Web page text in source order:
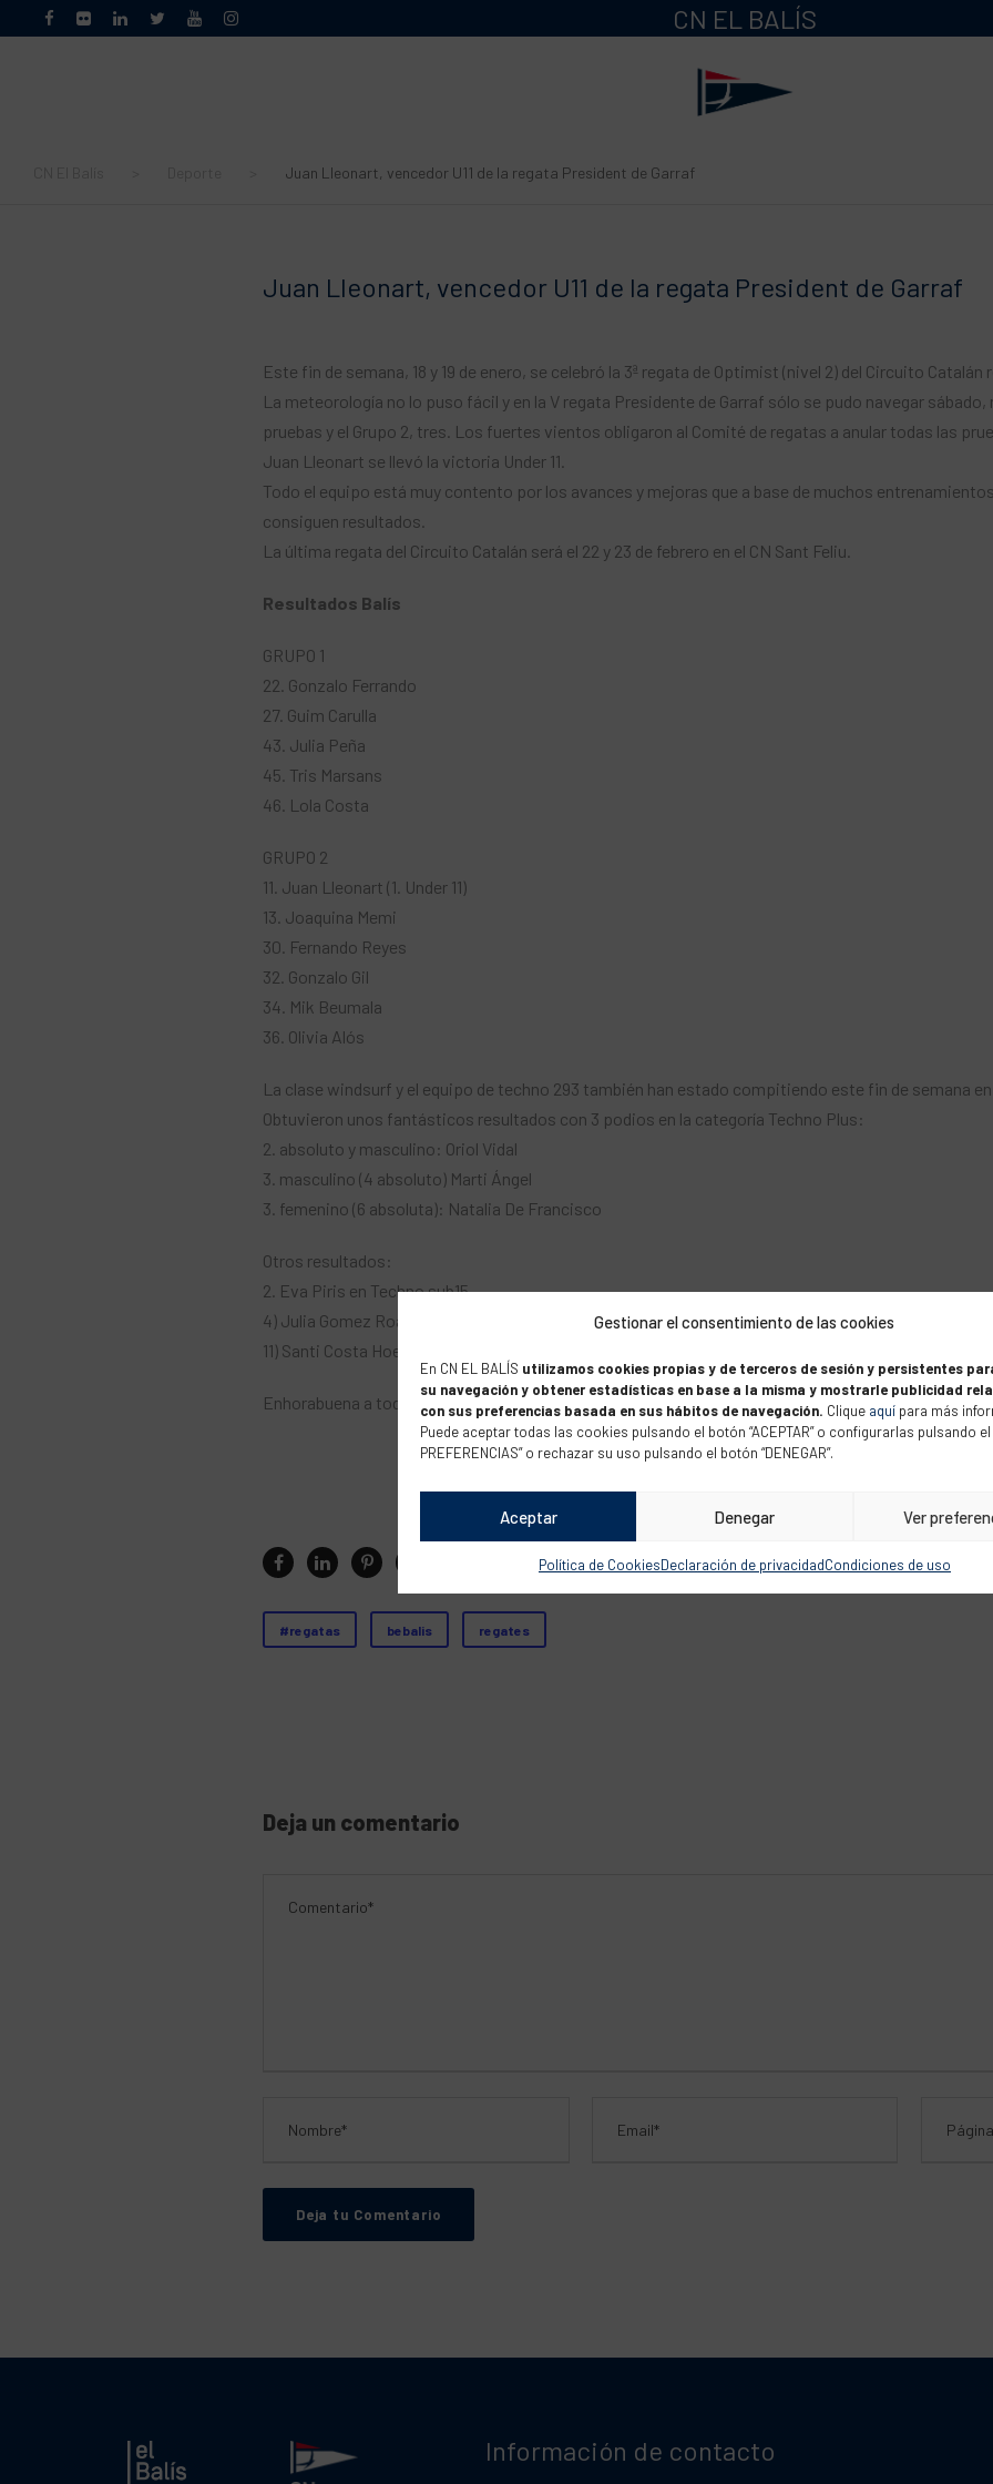
Gestionar el consentimiento de las cookies
En CN EL BALÍS utilizamos cookies propias y de terceros de sesión y persistentes
su navegación y obtener estadísticas en base a la misma y mostrarle publicidad
con sus preferencias basada en sus hábitos de navegación. Clique aquí para más
Puede aceptar todas las cookies pulsando el botón “ACEPTAR” o configurarlas pulsando el
PREFERENCIAS” o rechazar su uso pulsando el botón “DENEGAR”.
Aceptar Denegar Ver
Política de CookiesDeclaración de privacidadCondiciones de uso
CN EL BALÍS
Juan Lleonart, vencedor U11 de la regata President de Garraf
Juan Lleonart, vencedor U11 de la regata President de Garraf
Este fin de semana, 18 y 19 de enero, se celebró la 3ª regata de Optimist (nivel 2) del Circuito Catalán
La meteorología no lo puso fácil y en la V regata Presidente de Garraf sólo se pudo navegar sábado,
pruebas y el Grupo 2, tres. Los fuertes vientos obligaron al Comité de regatas a anular todas las
Juan Lleonart se llevó la victoria Under 11.
Todo el equipo está muy contento por los avances y mejoras que a base de muchos
consiguen resultados.
La última regata del Circuito Catalán será el 22 y 23 de febrero en el CN ​​Sant Feliu.
Resultados Balís
GRUPO 1
22. Gonzalo Ferrando
27. Guim Carulla
43. Julia Peña
45. Tris Marsans
46. ​​Lola Costa
GRUPO 2
11. Juan Lleonart (1. Under 11)
13. Joaquina Memi
30. Fernando Reyes
32. Gonzalo Gil
34. Mik Beumala
36. Olivia Alós
La clase windsurf y el equipo de techno 293 también han estado compitiendo este fin de semana
Obtuvieron unos fantásticos resultados con 3 podios en la categoría Techno Plus:
2. absoluto y masculino: Oriol Vidal
3. masculino (4 absoluto) Marti Ángel
3. femenino (6 absoluta): Natalia De Francisco
Otros resultados:
2. Eva Piris en Techno sub15
4) Julia Gomez Roa en Techno sub17
11) Santi Costa Hoevel en Techno Plus
Enhorabuena a todos y todas!
#regatas bebalis regates
Deja un comentario
Información de contacto